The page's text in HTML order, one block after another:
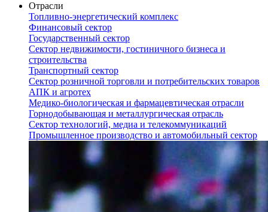
Отрасли
Топливно-энергетический комплекс
Финансовый сектор
Государственный сектор
Сектор недвижимости, гостиничного бизнеса и
строительства
Транспортный сектор
Сектор розничной торговли и потребительских товаров
АПК и агротех
Медико-биологическая и фармацевтическая отрасли
Горнодобывающая и металлургическая отрасль
Сектор технологий, медиа и телекоммуникаций
Промышленное производство и автомобильный сектор